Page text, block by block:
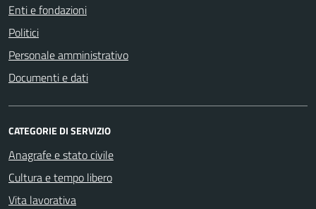
Enti e fondazioni
Politici
Personale amministrativo
Documenti e dati
CATEGORIE DI SERVIZIO
Anagrafe e stato civile
Cultura e tempo libero
Vita lavorativa